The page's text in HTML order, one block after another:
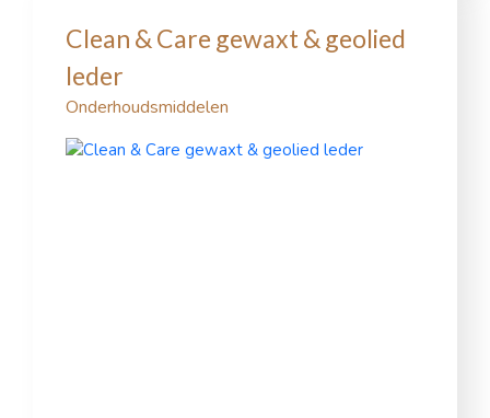
Clean & Care gewaxt & geolied
leder
Onderhoudsmiddelen